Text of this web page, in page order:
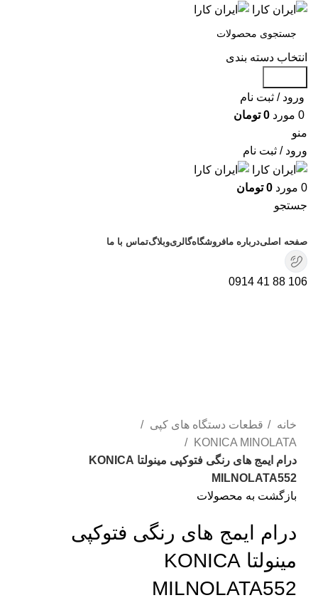
انتخاب دسته بندی
ورود / ثبت نام
0 مورد 0 تومان
منو
ورود / ثبت نام
0 مورد 0 تومان
جستجو
صفحه اصلیدرباره مافروشگاهگالریوبلاگتماس با ما
106 88 41 0914
خانه
قطعات دستگاه های کپی
KONICA MINOLATA
درام ایمج های رنگی فتوکپی مینولتا KONICA
MILNOLATA552
بازگشت به محصولات
درام ایمج های رنگی فتوکپی
مینولتا KONICA
MILNOLATA552